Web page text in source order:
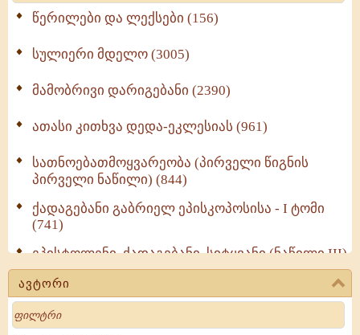
წერილები და ლექსები (156)
სულიერი მდელო (3005)
მამობრივი დარიგებანი (2390)
ათასი კითხვა დედა-ეკლესიას (961)
სათნოებათმოყვარეობა (პირველი წიგნის
პირველი ნაწილი) (844)
ქადაგებანი გაბრიელ ეპისკოპოსისა - I ტომი
(741)
ეპისტოლენი, ქადაგებანი, სიტყვანი (ნაწილი III)
(723)
მოძღვრის ძალზე სასარგებლო რჩევები
მრევლისათვის (545)
ავტორი
Search